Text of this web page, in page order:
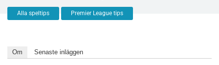
Alla speltips Premier League tips
Om Senaste inläggen